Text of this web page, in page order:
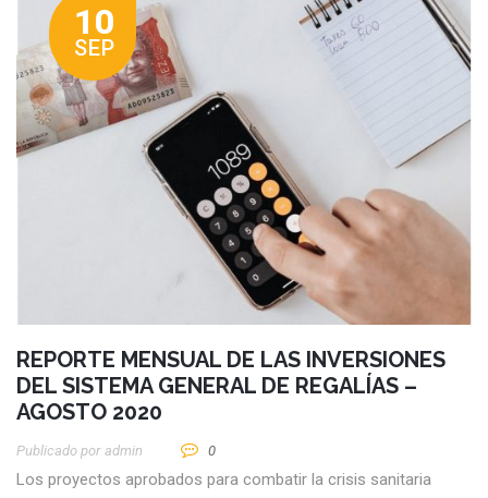
10
SEP
REPORTE MENSUAL DE LAS INVERSIONES
DEL SISTEMA GENERAL DE REGALÍAS –
AGOSTO 2020
Publicado por Admin 0
Los proyectos aprobados para combatir la crisis sanitaria